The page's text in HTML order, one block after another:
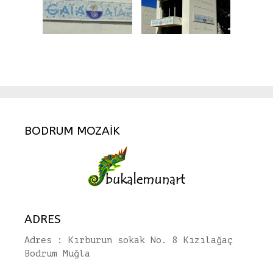
BODRUM MOZAİK
ADRES
Adres : Kırburun sokak No. 8 Kızılağaç
Bodrum Muğla